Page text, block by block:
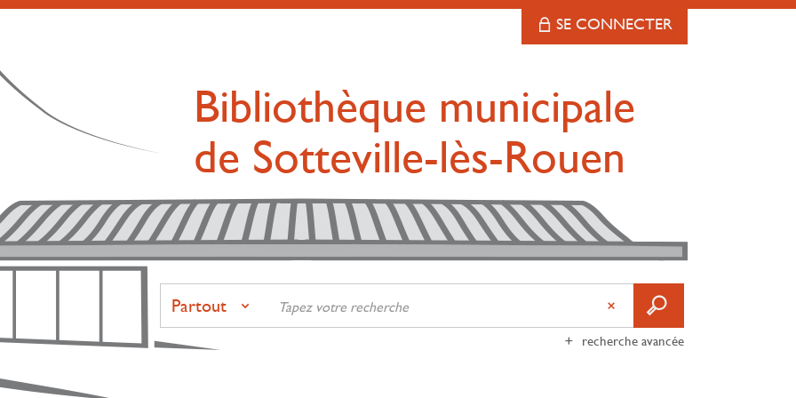
SE CONNECTER
Bibliothèque municipale
de Sotteville-lès-Rouen
Partout
recherche avancée